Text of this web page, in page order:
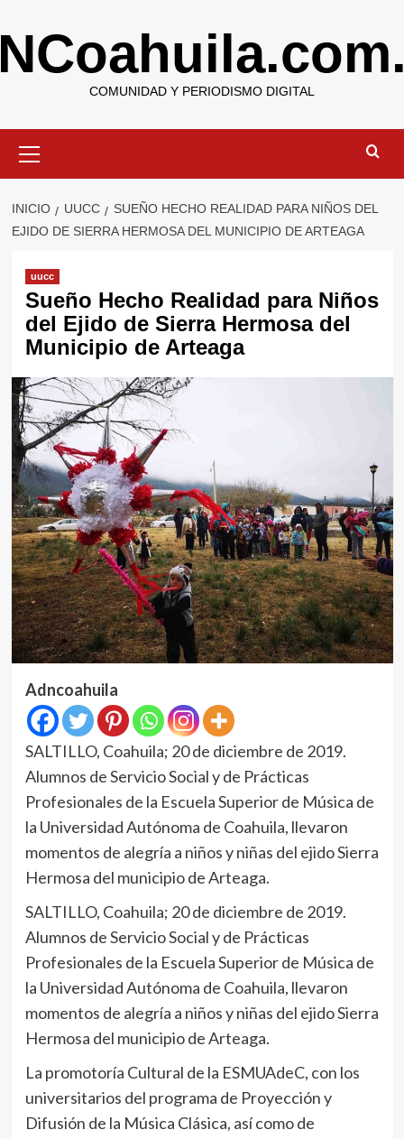
al
contenido
COMUNIDAD Y PERIODISMO DIGITAL
primario
INICIO UUCC
SUEÑO HECHO REALIDAD PARA NIÑOS DEL
EJIDO DE SIERRA HERMOSA DEL MUNICIPIO DE ARTEAGA
uucc
Sueño Hecho Realidad para Niños
del Ejido de Sierra Hermosa del
Municipio de Arteaga
Adncoahuila
SALTILLO, Coahuila; 20 de diciembre de 2019.
Alumnos de Servicio Social y de Prácticas
Profesionales de la Escuela Superior de Música de
la Universidad Autónoma de Coahuila, llevaron
momentos de alegría a niños y niñas del ejido Sierra
Hermosa del municipio de Arteaga.
SALTILLO, Coahuila; 20 de diciembre de 2019.
Alumnos de Servicio Social y de Prácticas
Profesionales de la Escuela Superior de Música de
la Universidad Autónoma de Coahuila, llevaron
momentos de alegría a niños y niñas del ejido Sierra
Hermosa del municipio de Arteaga.
La promotoría Cultural de la ESMUAdeC, con los
universitarios del programa de Proyección y
Difusión de la Música Clásica, así como de